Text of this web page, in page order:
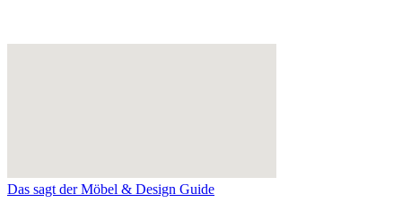
Das sagt der Möbel & Design Guide